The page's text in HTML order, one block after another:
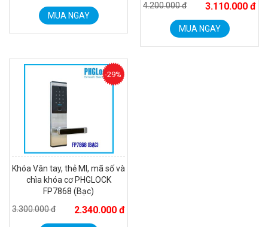
MUA NGAY
4.200.000 đ
3.110.000 đ
MUA NGAY
Khóa Vân tay, thẻ MI, mã số và
chìa khóa cơ PHGLOCK
FP7868 (Bạc)
3.300.000 đ
2.340.000 đ
-29%MUA NGAY